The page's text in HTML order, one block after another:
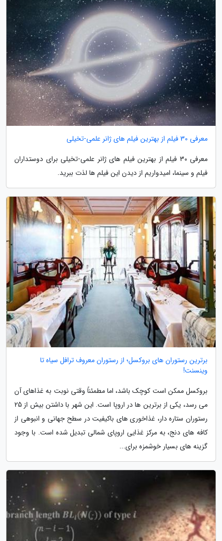
معرفی 30 فیلم از بهترین فیلم های ژانر علمی-تخیلی
معرفی 30 فیلم از بهترین فیلم های ژانر علمی-تخیلی برای دوستداران
فیلم و سینما، امیدواریم از دیدن این فیلم ها لذت ببرید.
برترین رستوران های بروکسل؛ از رستوران معروف ترافل سیاه تا
وینسنت!
بروکسل ممکن است کوچک باشد، اما مطمئناً وقتی نوبت به غذاهای آن
می رسد، یکی از برترین ها در اروپا است. این شهر با داشتن بیش از 25
رستوران ستاره دار، غذاخوری های باکیفیت در سطح جهانی و انبوهی از
کافه های دنج، به مرکز غذایی اروپای شمالی تبدیل شده است. با وجود
گزینه های بسیار خوشمزه برای...